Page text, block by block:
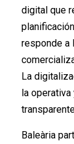
digital que
responde a
La
la
Baleària